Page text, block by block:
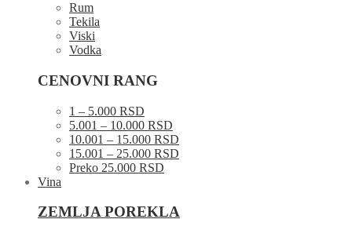
Rum
Tekila
Viski
Vodka
CENOVNI RANG
1 – 5.000 RSD
5.001 – 10.000 RSD
10.001 – 15.000 RSD
15.001 – 25.000 RSD
Preko 25.000 RSD
Vina
ZEMLJA POREKLA